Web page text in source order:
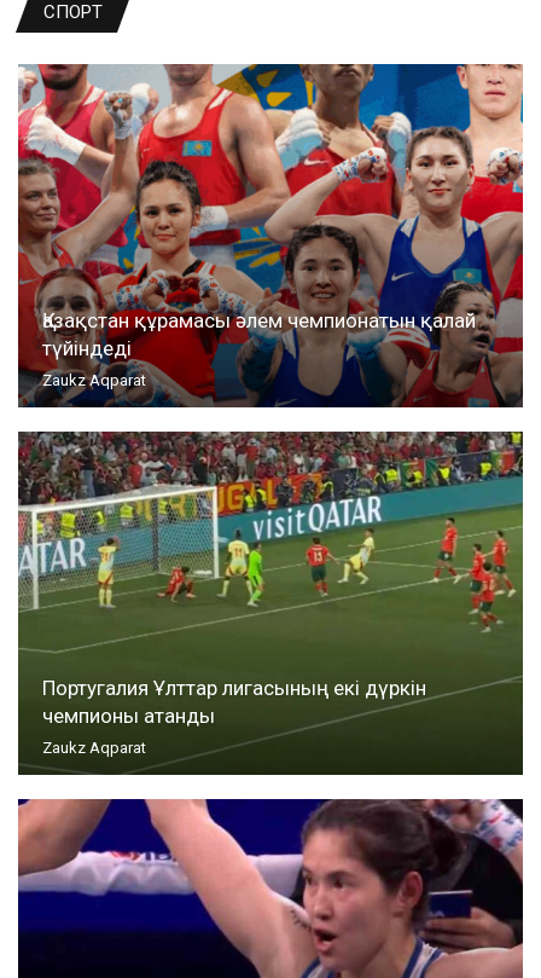
СПОРТ
Қазақстан құрамасы әлем чемпионатын қалай
түйіндеді
Zaukz Aqparat
Португалия Ұлттар лигасының екі дүркін
чемпионы атанды
Zaukz Aqparat